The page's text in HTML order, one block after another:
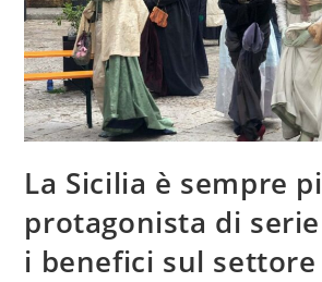
La Sicilia è sempre
protagonista di
i benefici sul